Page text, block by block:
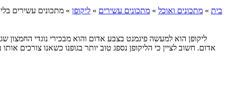
בית » מתכונים ואוכל » מתכונים עשירים » ליקופן » מתכונים עשירים
ליקופן הוא למעשה פיגמנט בצבע אדום והוא מבכירי נוגדי החמצון
אדום. חשוב לציין כי הליקופן נספג טוב יותר בגופנו כשאנו צורכים